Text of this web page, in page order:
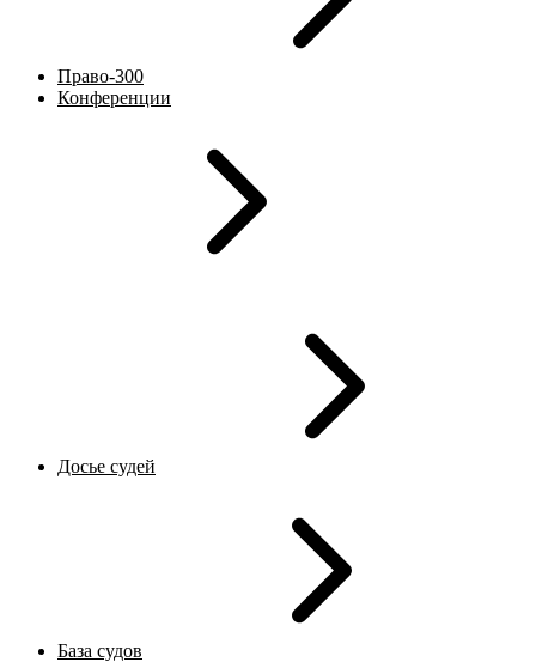
Право-300
Конференции
Досье судей
База судов